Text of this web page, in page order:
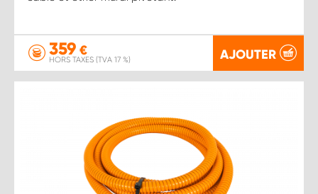
359 €
HORS TAXES (TVA 17 %) AJOUTER